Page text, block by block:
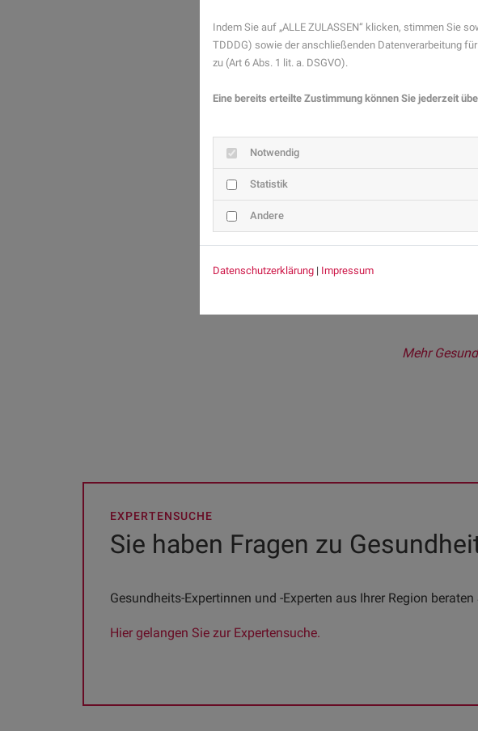
nur
SIDS
Die
dass das
beginnen.
zwei
eintrifft.
Mehr
EXPERTENSUCHE
Sie haben Fragen zu
Gesundheits-Expertinnen und -Experten aus Ihrer Region beraten
Hier gelangen Sie zur Expertensuche.
Indem Sie auf „ALLE ZULASSEN“ klicken, stimmen Sie
TDDDG) sowie der anschließenden Datenverarbeitung
zu (Art 6 Abs. 1 lit. a. DSGVO).
Eine bereits erteilte Zustimmung können Sie jederzeit
Notwendig
Statistik
Andere
Datenschutzerklärung | Impressum